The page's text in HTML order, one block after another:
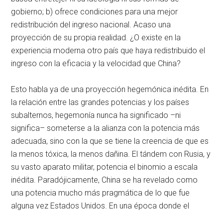
gobierno; b) ofrece condiciones para una mejor
redistribución del ingreso nacional. Acaso una
proyección de su propia realidad. ¿O existe en la
experiencia moderna otro país que haya redistribuido el
ingreso con la eficacia y la velocidad que China?
Esto habla ya de una proyección hegemónica inédita. En
la relación entre las grandes potencias y los países
subalternos, hegemonía nunca ha significado –ni
significa– someterse a la alianza con la potencia más
adecuada, sino con la que se tiene la creencia de que es
la menos tóxica, la menos dañina. El tándem con Rusia, y
su vasto aparato militar, potencia el binomio a escala
inédita. Paradójicamente, China se ha revelado como
una potencia mucho más pragmática de lo que fue
alguna vez Estados Unidos. En una época donde el